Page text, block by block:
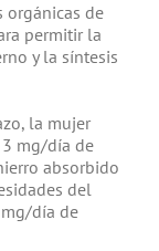
orgánicas de
permitir la
y la síntesis
la mujer
mg/día de
absorbido
del
día de